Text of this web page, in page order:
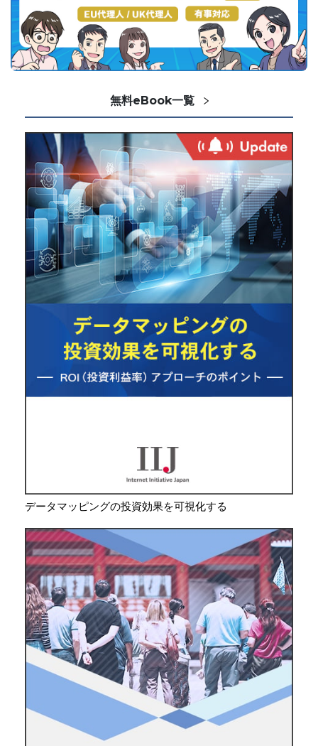
無料eBook一覧
データマッピングの投資効果を可視化する